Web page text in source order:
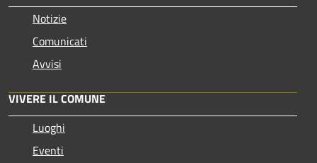
Notizie
Comunicati
Avvisi
VIVERE IL COMUNE
Luoghi
Eventi